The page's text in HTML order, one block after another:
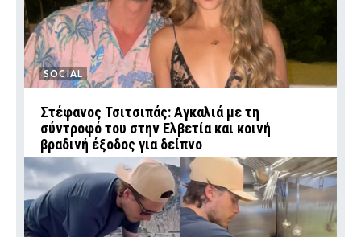
SOCIAL
Στέφανος Τσιτσιπάς: Αγκαλιά με τη
σύντροφό του στην Ελβετία και κοινή
βραδινή έξοδος για δείπνο